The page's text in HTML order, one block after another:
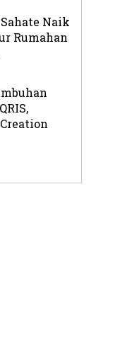
Naik
Rumahan